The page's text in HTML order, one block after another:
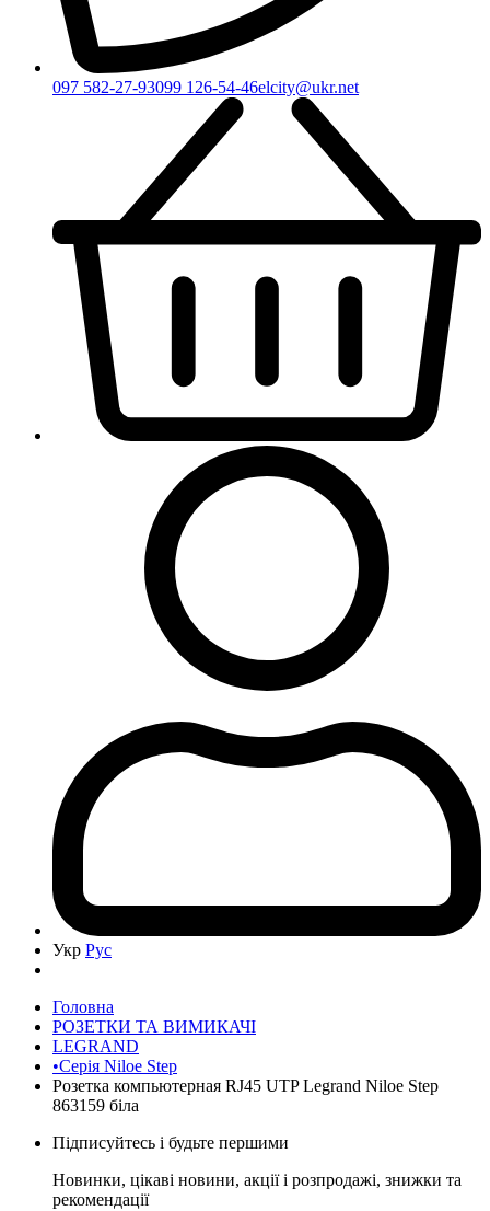
097 582-27-93099 126-54-46elcity@ukr.net
Укр Рус
Головна
РОЗЕТКИ ТА ВИМИКАЧІ
LEGRAND
•Серія Niloe Step
Розетка компьютерная RJ45 UTP Legrand Niloe Step
863159 біла
Підписуйтесь і будьте першими
Новинки, цікаві новини, акції і розпродажі, знижки та
рекомендації